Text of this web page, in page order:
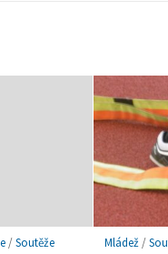
/Soutěže Mládež/